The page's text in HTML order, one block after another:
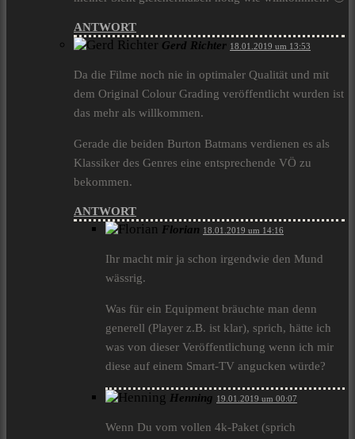
ANTWORT
Gerd Richter 18.01.2019 um 13:53
Da die Filme noch nie in optimaler Qualität und mit
dem Original Colour Grading veröffentlicht wurden ist
das mehr als willkommen.
Gerade die beiden Burton Batmans verdienen es als
Klassiker des Genres eine entsprechende VÖ zu
bekommen.
ANTWORT
Florian 18.01.2019 um 14:16
Ihr macht mir ja schon irgendwie den Mund
wässrig.
Was für ein Equipment bräuchte man denn
generell (Player z.B. ist klar), sprich, hätte ich
was von dieser Veröffentlichung wenn ich mir
diese auf einem Smart-TV angucken würde?
Henning 19.01.2019 um 00:07
Wenn Du vom vollen 4k-Paket (sprich